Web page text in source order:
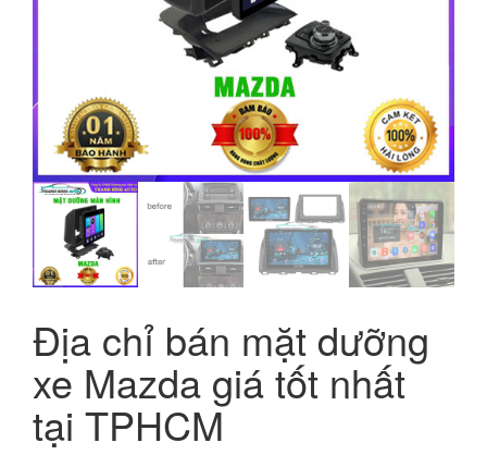
Địa chỉ bán mặt dưỡng
xe Mazda giá tốt nhất
tại TPHCM